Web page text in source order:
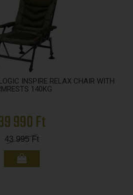
INSPIRE RELAX CHAIR WITH
140KG
990 Ft
43 995Ft